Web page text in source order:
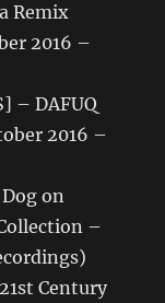
Remix
2016 –
– DAFUQ
2016 –
on
–
Century